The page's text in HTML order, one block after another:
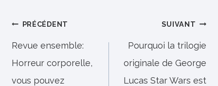
Navigation
de
l’article
PRÉCÉDENT
Revue ensemble:
Horreur corporelle,
vous pouvez
SUIVANT
Pourquoi la trilogie
originale de George
Lucas Star Wars est